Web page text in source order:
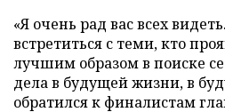
«Я очень рад вас всех
встретиться с теми, кто
лучшим образом в поиске
дела в будущей жизни, в
обратился к финалистам